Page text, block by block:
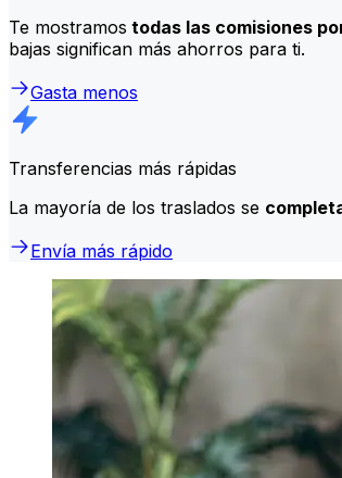
Te mostramos todas las comisiones
bajas significan más ahorros para ti.
Gasta menos
Transferencias más rápidas
La mayoría de los traslados se
Envía más rápido